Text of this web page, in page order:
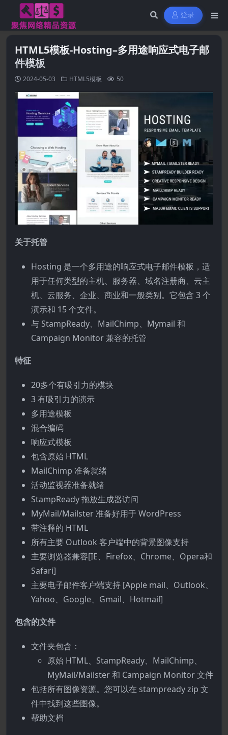
登录
HTML5模板-Hosting–多用途响应式电子邮
件模板
2024-05-03 HTML5模板 50
关于托管
Hosting 是一个多用途的响应式电子邮件模板，适
用于任何类型的主机、服务器、域名注册商、云主
机、云服务、企业、商业和一般类别。它包含 3 个
演示和 15 个文件。
与 StampReady、MailChimp、Mymail 和
Campaign Monitor 兼容的托管
特征
20多个有吸引力的模块
3 有吸引力的演示
多用途模板
混合编码
响应式模板
包含原始 HTML
MailChimp 准备就绪
活动监视器准备就绪
StampReady 拖放生成器访问
MyMail/Mailster 准备好用于 WordPress
带注释的 HTML
所有主要 Outlook 客户端中的背景图像支持
主要浏览器兼容[IE、Firefox、Chrome、Opera和
Safari]
主要电子邮件客户端支持 [Apple mail、Outlook、
Yahoo、Google、Gmail、Hotmail]
包含的文件
文件夹包含：
原始 HTML、StampReady、MailChimp、
MyMail/Mailster 和 Campaign Monitor 文件
包括所有图像资源。您可以在 stampready zip 文
件中找到这些图像。
帮助文档